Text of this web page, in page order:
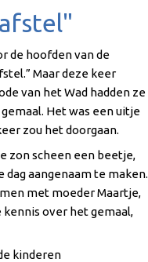
de hoofden van de
Maar deze keer
van het Wad hadden ze
Het was een uitje
zou het doorgaan.
zon scheen een beetje,
aangenaam te maken.
met moeder Maartje,
over het gemaal,
kinderen